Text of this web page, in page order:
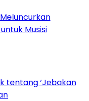
Musisi
tentang ‘Jebakan